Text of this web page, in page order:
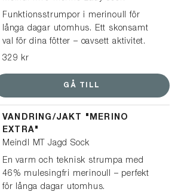
Funktionsstrumpor i merinoull för
långa dagar utomhus. Ett skonsamt
val för dina fötter – oavsett aktivitet.
Tillverkad av mulesingfri merinoull och
passform och ett balanserat klimat i
fötter.
329 kr
GÅ TILL
VANDRING/JAKT "MERINO
EXTRA"
Meindl MT Jagd Sock
En varm och teknisk strumpa med
46% mulesingfri merinoull – perfekt
för långa dagar utomhus.